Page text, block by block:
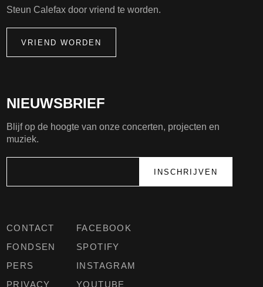
CONTACT
FONDSEN
PERS
PRIVACY
FACEBOOK
SPOTIFY
INSTAGRAM
YOUTUBE
NIEUWSBRIEF
Blijf op de hoogte van onze concerten, projecten en
muziek.
Steun Calefax door vriend te worden.
VRIEND WORDEN